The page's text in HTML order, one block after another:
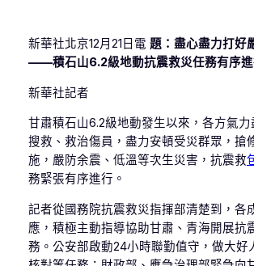
新華社北京12月21日電 題：盡心盡力打好
——積石山6.2級地動抗震救災任務有序
新華社記者
甘肅積石山6.2級地動發生以來，各方氣
搜救、救治傷員，盡力安頓受災群眾，搶
施，嚴防余震、低溫等次生災害，抗震救
務緊張有序進行。
記者從國務院抗震救災指揮部清楚到，各
應，積極主動指導協助甘肅、青海開展抗
務。公安部啟動24小時聯勤值守，做大好